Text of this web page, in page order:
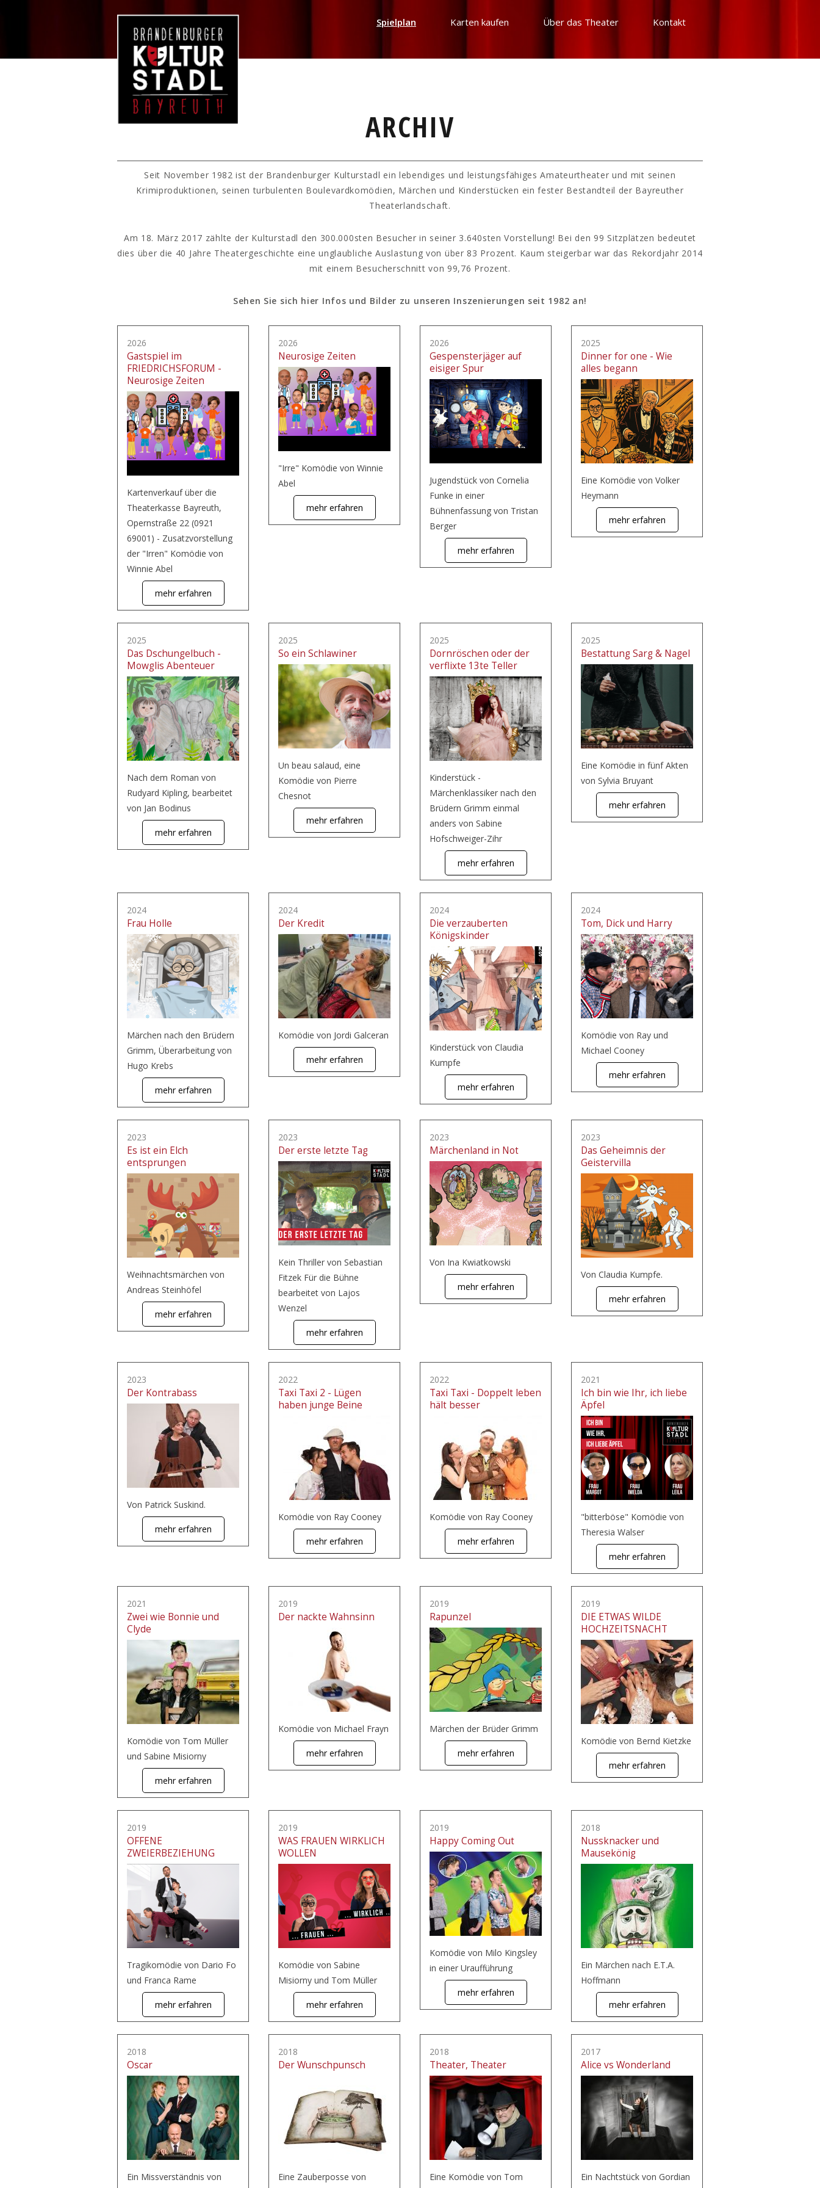
Spielplan Karten kaufen Über das Theater Kontakt
ARCHIV
Seit November 1982 ist der Brandenburger Kulturstadl ein lebendiges und leistungsfähiges Amateurtheater und mit seinen
Krimiproduktionen, seinen turbulenten Boulevardkomödien, Märchen und Kinderstücken ein fester Bestandteil der Bayreuther
Theaterlandschaft.
Am 18. März 2017 zählte der Kulturstadl den 300.000sten Besucher in seiner 3.640sten Vorstellung! Bei den 99 Sitzplätzen bedeutet
dies über die 40 Jahre Theatergeschichte eine unglaubliche Auslastung von über 83 Prozent. Kaum steigerbar war das Rekordjahr 2014
mit einem Besucherschnitt von 99,76 Prozent.
Sehen Sie sich hier Infos und Bilder zu unseren Inszenierungen seit 1982 an!
2026
Gastspiel im
FRIEDRICHSFORUM -
Neurosige Zeiten
Kartenverkauf über die
Theaterkasse Bayreuth,
Opernstraße 22 (0921
69001) - Zusatzvorstellung
der "Irren" Komödie von
Winnie Abel
mehr erfahren
2026
Neurosige Zeiten
"Irre" Komödie von Winnie
Abel
mehr erfahren
2026
Gespensterjäger auf
eisiger Spur
Jugendstück von Cornelia
Funke in einer
Bühnenfassung von Tristan
Berger
mehr erfahren
2025
Dinner for one - Wie
alles begann
Eine Komödie von Volker
Heymann
mehr erfahren
2025
Das Dschungelbuch -
Mowglis Abenteuer
Nach dem Roman von
Rudyard Kipling, bearbeitet
von Jan Bodinus
mehr erfahren
2025
So ein Schlawiner
Un beau salaud, eine
Komödie von Pierre
Chesnot
mehr erfahren
2025
Dornröschen oder der
verflixte 13te Teller
Kinderstück -
Märchenklassiker nach den
Brüdern Grimm einmal
anders von Sabine
Hofschweiger-Zihr
mehr erfahren
2025
Bestattung Sarg & Nagel
Eine Komödie in fünf Akten
von Sylvia Bruyant
mehr erfahren
2024
Frau Holle
Märchen nach den Brüdern
Grimm, Überarbeitung von
Hugo Krebs
mehr erfahren
2024
Der Kredit
Komödie von Jordi Galceran
mehr erfahren
2024
Die verzauberten
Königskinder
Kinderstück von Claudia
Kumpfe
mehr erfahren
2024
Tom, Dick und Harry
Komödie von Ray und
Michael Cooney
mehr erfahren
2023
Es ist ein Elch
entsprungen
Weihnachtsmärchen von
Andreas Steinhöfel
mehr erfahren
2023
Der erste letzte Tag
Kein Thriller von Sebastian
Fitzek Für die Bühne
bearbeitet von Lajos
Wenzel
mehr erfahren
2023
Märchenland in Not
Von Ina Kwiatkowski
mehr erfahren
2023
Das Geheimnis der
Geistervilla
Von Claudia Kumpfe.
mehr erfahren
2023
Der Kontrabass
Von Patrick Suskind.
mehr erfahren
2022
Taxi Taxi 2 - Lügen
haben junge Beine
Komödie von Ray Cooney
mehr erfahren
2022
Taxi Taxi - Doppelt leben
hält besser
Komödie von Ray Cooney
mehr erfahren
2021
Ich bin wie Ihr, ich liebe
Äpfel
"bitterböse" Komödie von
Theresia Walser
mehr erfahren
2021
Zwei wie Bonnie und
Clyde
Komödie von Tom Müller
und Sabine Misiorny
mehr erfahren
2019
Der nackte Wahnsinn
Komödie von Michael Frayn
mehr erfahren
2019
Rapunzel
Märchen der Brüder Grimm
mehr erfahren
2019
DIE ETWAS WILDE
HOCHZEITSNACHT
Komödie von Bernd Kietzke
mehr erfahren
2019
OFFENE
ZWEIERBEZIEHUNG
Tragikomödie von Dario Fo
und Franca Rame
mehr erfahren
2019
WAS FRAUEN WIRKLICH
WOLLEN
Komödie von Sabine
Misiorny und Tom Müller
mehr erfahren
2019
Happy Coming Out
Komödie von Milo Kingsley
in einer Uraufführung
mehr erfahren
2018
Nussknacker und
Mausekönig
Ein Märchen nach E.T.A.
Hoffmann
mehr erfahren
2018
Oscar
Ein Missverständnis von
2018
Der Wunschpunsch
Eine Zauberposse von
2018
Theater, Theater
Eine Komödie von Tom
2017
Alice vs Wonderland
Ein Nachtstück von Gordian